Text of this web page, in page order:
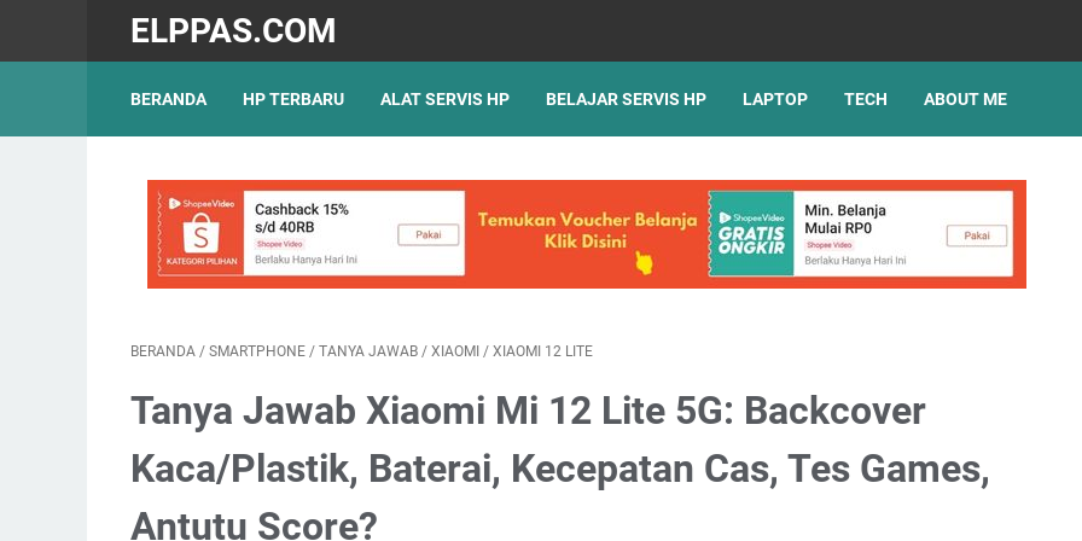
ELPPAS.COM
BERANDA HP TERBARU ALAT SERVIS HP BELAJAR SERVIS HP LAPTOP TECH ABOUT ME
BERANDA / SMARTPHONE / TANYA JAWAB / XIAOMI / XIAOMI 12 LITE
Tanya Jawab Xiaomi Mi 12 Lite 5G: Backcover
Kaca/Plastik, Baterai, Kecepatan Cas, Tes Games,
Antutu Score?